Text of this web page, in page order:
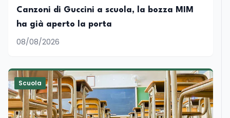
Canzoni di Guccini a scuola, la bozza MIM
ha già aperto la porta
08/08/2026
Scuola